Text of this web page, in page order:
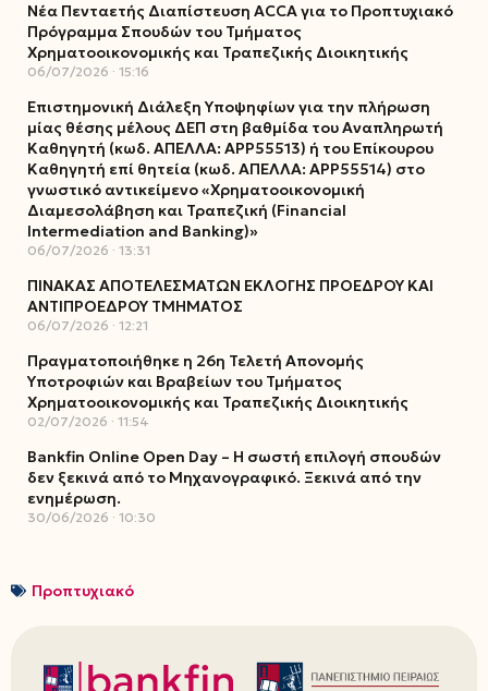
Νέα Πενταετής Διαπίστευση ACCA για το Προπτυχιακό
Πρόγραμμα Σπουδών του Τμήματος
Χρηματοοικονομικής και Τραπεζικής Διοικητικής
06/07/2026 15:16
Επιστημονική Διάλεξη Υποψηφίων για την πλήρωση
μίας θέσης μέλους ΔΕΠ στη βαθμίδα του Αναπληρωτή
Καθηγητή (κωδ. ΑΠΕΛΛΑ: ΑΡΡ55513) ή του Επίκουρου
Καθηγητή επί θητεία (κωδ. ΑΠΕΛΛΑ: ΑΡΡ55514) στο
γνωστικό αντικείμενο «Χρηματοοικονομική
Διαμεσολάβηση και Τραπεζική (Financial
Intermediation and Banking)»
06/07/2026 13:31
ΠΙΝΑΚΑΣ ΑΠΟΤΕΛΕΣΜΑΤΩΝ ΕΚΛΟΓΗΣ ΠΡΟΕΔΡΟΥ ΚΑΙ
ΑΝΤΙΠΡΟΕΔΡΟΥ ΤΜΗΜΑΤΟΣ
06/07/2026 12:21
Πραγματοποιήθηκε η 26η Τελετή Απονομής
Υποτροφιών και Βραβείων του Τμήματος
Χρηματοοικονομικής και Τραπεζικής Διοικητικής
02/07/2026 11:54
Bankfin Online Open Day – Η σωστή επιλογή σπουδών
δεν ξεκινά από το Μηχανογραφικό. Ξεκινά από την
ενημέρωση.
30/06/2026 10:30
Προπτυχιακό